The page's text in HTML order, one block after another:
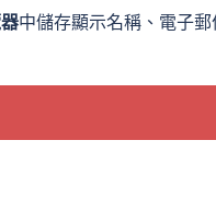
中儲存顯示名稱、電子